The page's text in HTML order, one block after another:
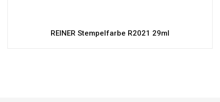
REINER Stempelfarbe R2021 29ml